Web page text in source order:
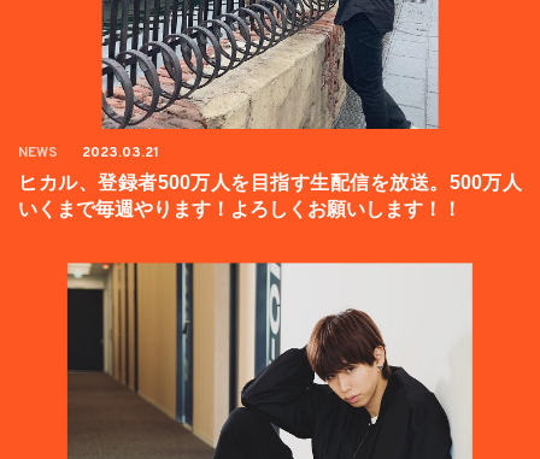
NEWS 2023.03.21
ヒカル、登録者500万人を目指す生配信を放送。500万人
いくまで毎週やります！よろしくお願いします！！